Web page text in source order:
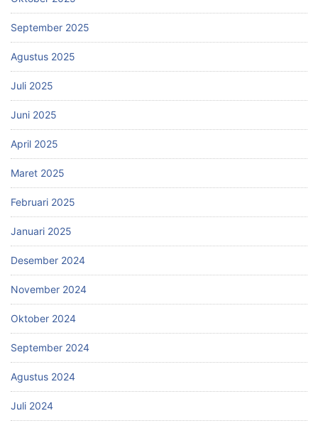
September 2025
Agustus 2025
Juli 2025
Juni 2025
April 2025
Maret 2025
Februari 2025
Januari 2025
Desember 2024
November 2024
Oktober 2024
September 2024
Agustus 2024
Juli 2024